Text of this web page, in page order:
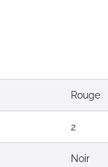
Rouge
2
Noir